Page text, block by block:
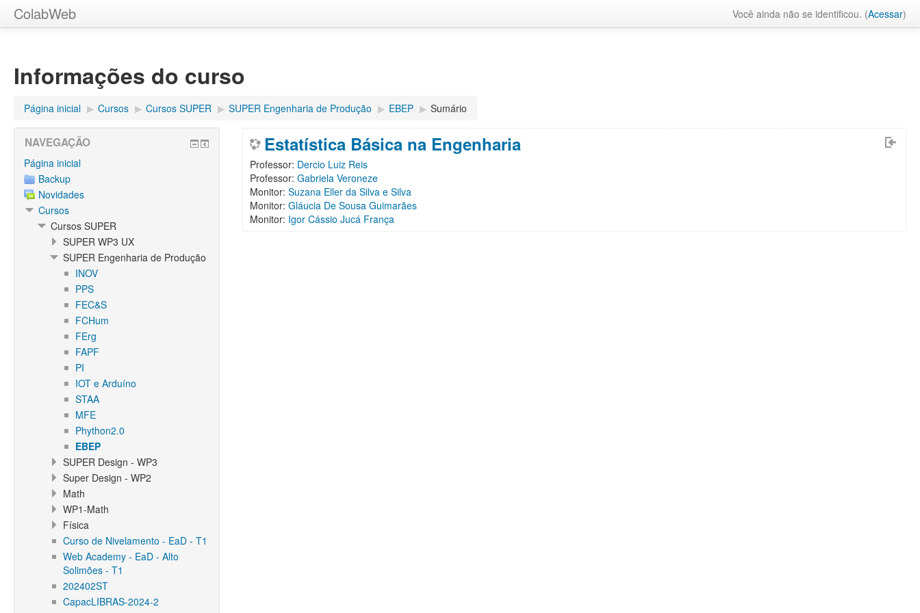
ColabWeb Você ainda não se identificou. (Acessar)
Informações do curso
Página inicial ▶︎ Cursos ▶︎ Cursos SUPER ▶︎ SUPER Engenharia de Produção ▶︎ EBEP ▶︎ Sumário
Estatística Básica na Engenharia
Professor: Dercio Luiz Reis
Professor:Gabriela Veroneze
Monitor:Suzana Eller da Silva e Silva
Monitor:Gláucia De Sousa Guimarães
Monitor: Igor Cássio Jucá França
NAVEGAÇÃO
Página inicial
Backup
Novidades
Cursos
Cursos SUPER
SUPER WP3 UX
SUPER Engenharia de Produção
INOV
PPS
FEC&S
FCHum
FErg
FAPF
PI
IOT e Arduíno
STAA
MFE
Phython2.0
EBEP
SUPER Design - WP3
Super Design - WP2
Math
WP1-Math
Física
Curso de Nivelamento - EaD - T1
Web Academy - EaD - Alto
Solimões - T1
202402ST
CapacLIBRAS-2024-2